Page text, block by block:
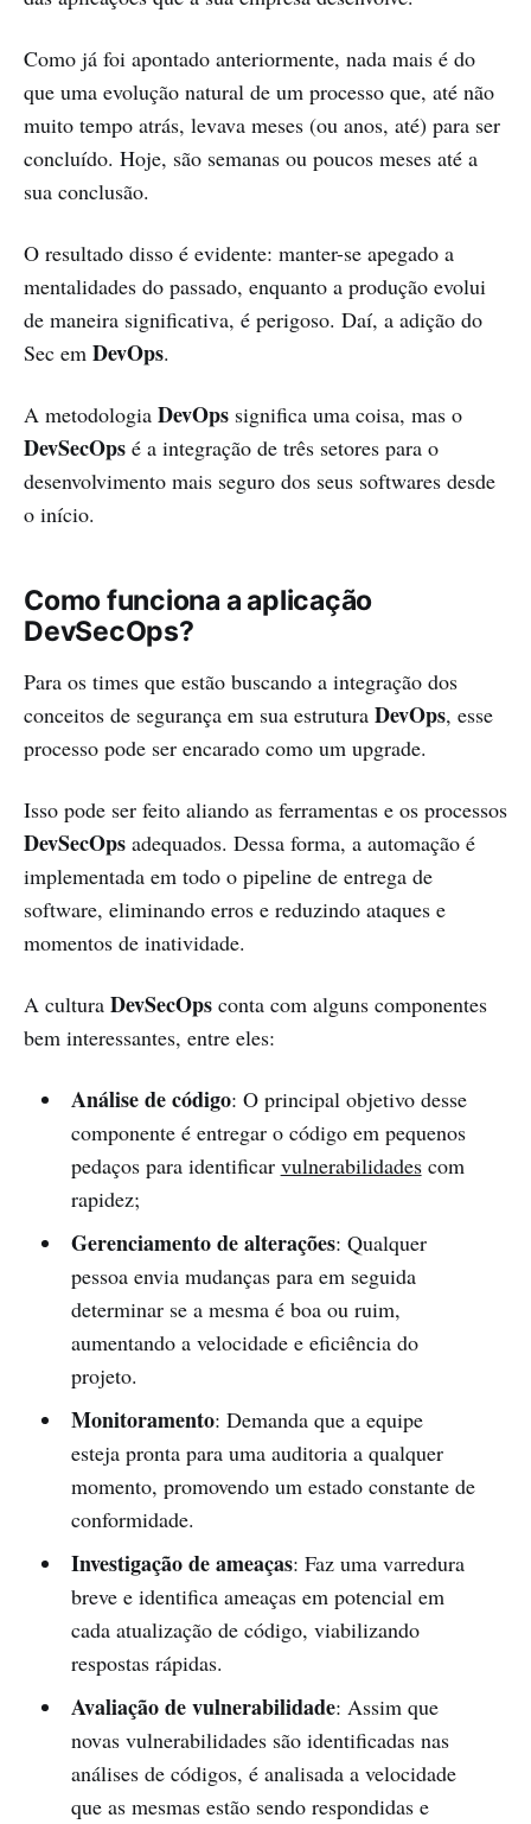
Como já foi apontado anteriormente, nada mais é do
que uma evolução natural de um processo que, até não
muito tempo atrás, levava meses (ou anos, até) para ser
concluído. Hoje, são semanas ou poucos meses até a
sua conclusão.
O resultado disso é evidente: manter-se apegado a
mentalidades do passado, enquanto a produção evolui
de maneira significativa, é perigoso. Daí, a adição do
Sec em DevOps.
A metodologia DevOps significa uma coisa, mas o
DevSecOps é a integração de três setores para o
desenvolvimento mais seguro dos seus softwares desde
o início.
Como funciona a aplicação
DevSecOps?
Para os times que estão buscando a integração dos
conceitos de segurança em sua estrutura DevOps, esse
processo pode ser encarado como um upgrade.
Isso pode ser feito aliando as ferramentas e os processos
DevSecOps adequados. Dessa forma, a automação é
implementada em todo o pipeline de entrega de
software, eliminando erros e reduzindo ataques e
momentos de inatividade.
A cultura DevSecOps conta com alguns componentes
bem interessantes, entre eles:
Análise de código: O principal objetivo desse
componente é entregar o código em pequenos
pedaços para identificar vulnerabilidadescom
rapidez;
Gerenciamento de alterações: Qualquer
pessoa envia mudanças para em seguida
determinar se a mesma é boa ou ruim,
aumentando a velocidade e eficiência do
projeto.
Monitoramento: Demanda que a equipe
esteja pronta para uma auditoria a qualquer
momento, promovendo um estado constante de
conformidade.
Investigação de ameaças: Faz uma varredura
breve e identifica ameaças em potencial em
cada atualização de código, viabilizando
respostas rápidas.
Avaliação de vulnerabilidade: Assim que
novas vulnerabilidades são identificadas nas
análises de códigos, é analisada a velocidade
que as mesmas estão sendo respondidas e